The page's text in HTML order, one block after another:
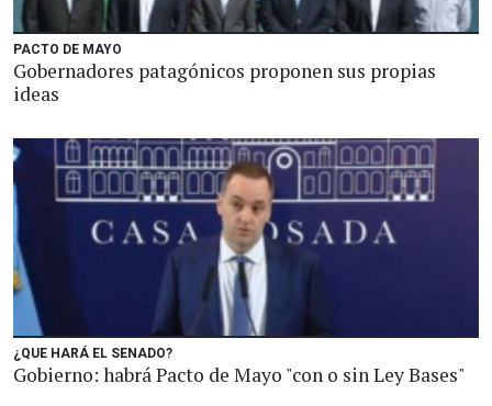
PACTO DE MAYO
Gobernadores patagónicos proponen sus propias
ideas
¿QUE HARÁ EL SENADO?
Gobierno: habrá Pacto de Mayo "con o sin Ley Bases"